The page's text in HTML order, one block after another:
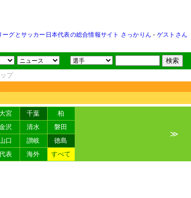
ーグとサッカー日本代表の総合情報サイト さっかりん - ゲストさん
プ
大宮 千葉
柏
沢 清水
磐田
山口 讃岐
徳島
表 海外 すべて
≫